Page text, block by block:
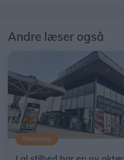
Andre læser også
Shopping